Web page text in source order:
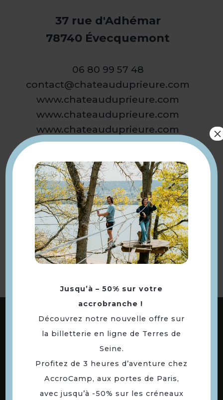
37 rue d'Adhémar
78740 Évecquemont
06 80 99 57 48
contact@chateauduprieure.com
www.chateauduprieure.com
www.chateauduprieure.com
www.chateauduprieure.com
Présentation
Retourner
à la sélection
DE NOTRE TERRITOIRE
Jusqu’à – 50% sur votre
accrobranche !
Découvrez notre nouvelle offre sur
la billetterie en ligne de Terres de
Seine.
Profitez de 3 heures d’aventure chez
AccroCamp, aux portes de Paris,
avec jusqu’à -50% sur les créneaux
×